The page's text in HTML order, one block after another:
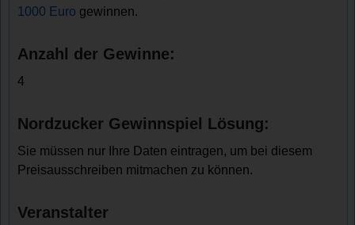
1000 Euro gewinnen.
Anzahl der Gewinne:
4
Nordzucker Gewinnspiel Lösung:
Sie müssen nur Ihre Daten eintragen, um bei diesem
Preisausschreiben mitmachen zu können.
Veranstalter